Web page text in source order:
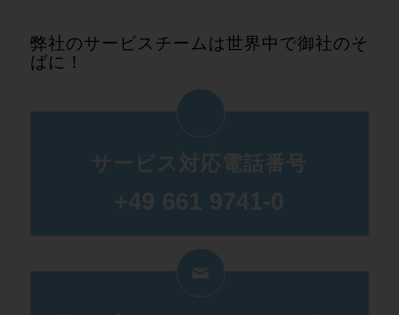
弊社のサービスチームは世界中で御社のそ
ばに！
サービス対応電話番号
+49 661 9741-0